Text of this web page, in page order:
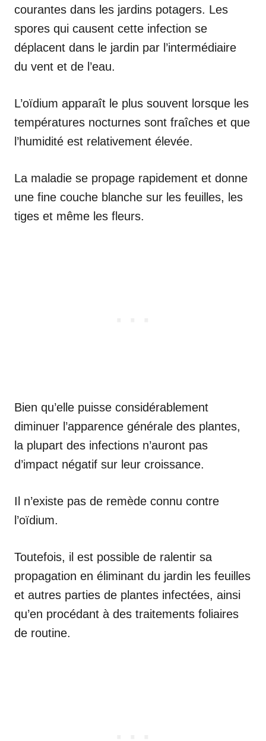
courantes dans les jardins potagers. Les
spores qui causent cette infection se
déplacent dans le jardin par l’intermédiaire
du vent et de l’eau.
L’oïdium apparaît le plus souvent lorsque les
températures nocturnes sont fraîches et que
l’humidité est relativement élevée.
La maladie se propage rapidement et donne
une fine couche blanche sur les feuilles, les
tiges et même les fleurs.
Bien qu’elle puisse considérablement
diminuer l’apparence générale des plantes,
la plupart des infections n’auront pas
d’impact négatif sur leur croissance.
Il n’existe pas de remède connu contre
l’oïdium.
Toutefois, il est possible de ralentir sa
propagation en éliminant du jardin les feuilles
et autres parties de plantes infectées, ainsi
qu’en procédant à des traitements foliaires
de routine.